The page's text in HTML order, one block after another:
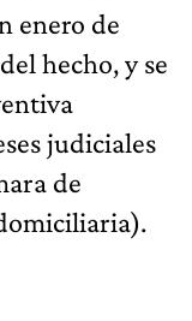
enero de
hecho, y se
judiciales
de